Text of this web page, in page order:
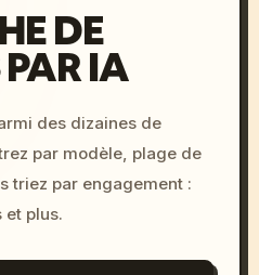
DE
IA
des dizaines de
par modèle, plage de
triez par engagement :
plus.